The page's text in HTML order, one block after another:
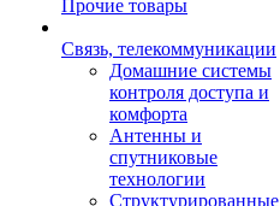
Прочие товары
Связь, телекоммуникации
Домашние системы
контроля доступа и
комфорта
Антенны и
спутниковые
технологии
Структурированные